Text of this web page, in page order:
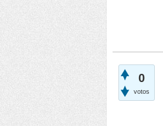
0
votos